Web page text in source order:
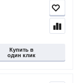
Купить в
один клик